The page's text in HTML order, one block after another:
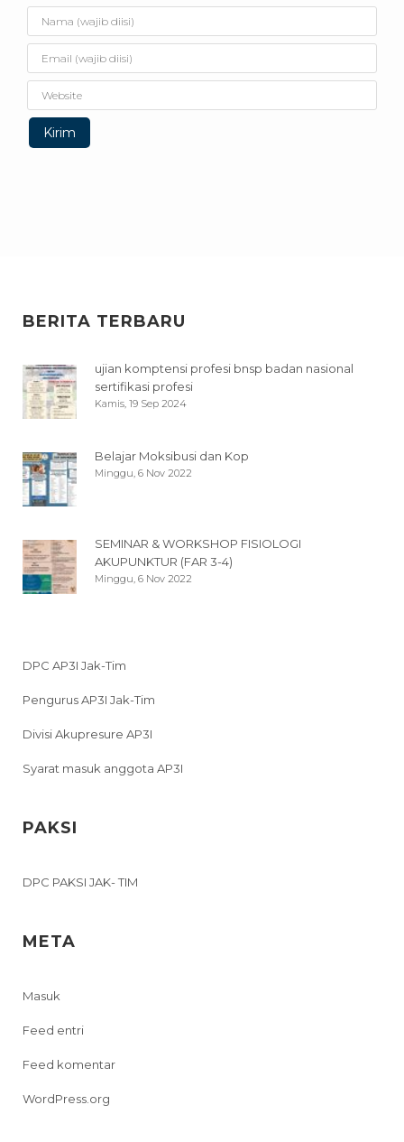
BERITA TERBARU
ujian komptensi profesi bnsp badan nasional
sertifikasi profesi
Kamis, 19 Sep 2024
Belajar Moksibusi dan Kop
Minggu, 6 Nov 2022
SEMINAR & WORKSHOP FISIOLOGI
AKUPUNKTUR (FAR 3-4)
Minggu, 6 Nov 2022
DPC AP3I Jak-Tim
Pengurus AP3I Jak-Tim
Divisi Akupresure AP3I
Syarat masuk anggota AP3I
PAKSI
DPC PAKSI JAK- TIM
META
Masuk
Feed entri
Feed komentar
WordPress.org